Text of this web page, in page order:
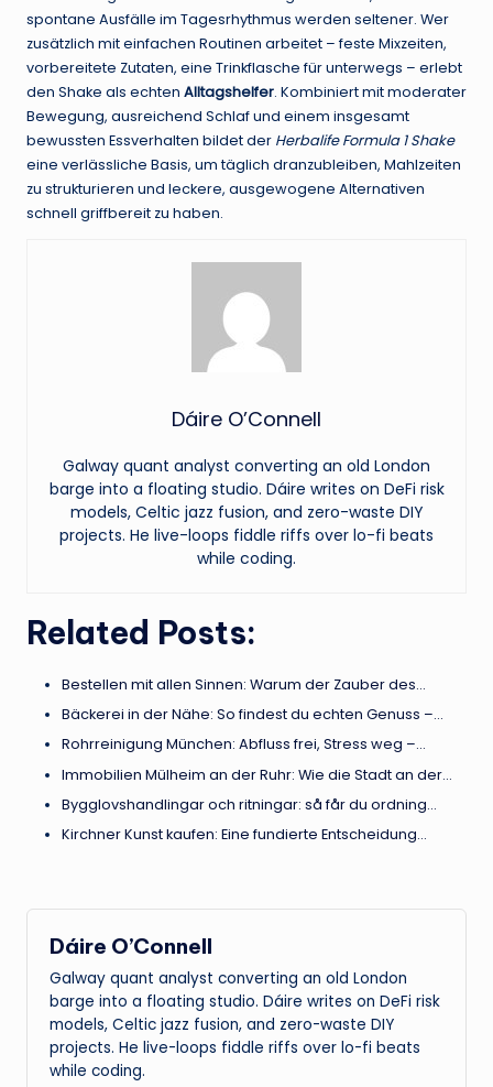
spontane Ausfälle im Tagesrhythmus werden seltener. Wer
zusätzlich mit einfachen Routinen arbeitet – feste Mixzeiten,
vorbereitete Zutaten, eine Trinkflasche für unterwegs – erlebt
den Shake als echten Alltagshelfer. Kombiniert mit moderater
Bewegung, ausreichend Schlaf und einem insgesamt
bewussten Essverhalten bildet der Herbalife Formula 1 Shake
eine verlässliche Basis, um täglich dranzubleiben, Mahlzeiten
zu strukturieren und leckere, ausgewogene Alternativen
schnell griffbereit zu haben.
Dáire O’Connell
Galway quant analyst converting an old London
barge into a floating studio. Dáire writes on DeFi risk
models, Celtic jazz fusion, and zero-waste DIY
projects. He live-loops fiddle riffs over lo-fi beats
while coding.
Related Posts:
Bestellen mit allen Sinnen: Warum der Zauber des…
Bäckerei in der Nähe: So findest du echten Genuss –…
Rohrreinigung München: Abfluss frei, Stress weg –…
Immobilien Mülheim an der Ruhr: Wie die Stadt an der…
Bygglovshandlingar och ritningar: så får du ordning…
Kirchner Kunst kaufen: Eine fundierte Entscheidung…
Dáire O’Connell
Galway quant analyst converting an old London
barge into a floating studio. Dáire writes on DeFi risk
models, Celtic jazz fusion, and zero-waste DIY
projects. He live-loops fiddle riffs over lo-fi beats
while coding.